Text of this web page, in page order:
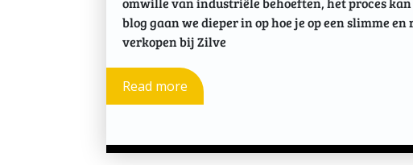
blog gaan we dieper in op hoe je op een slimme
verkopen bij Zilve
Read more